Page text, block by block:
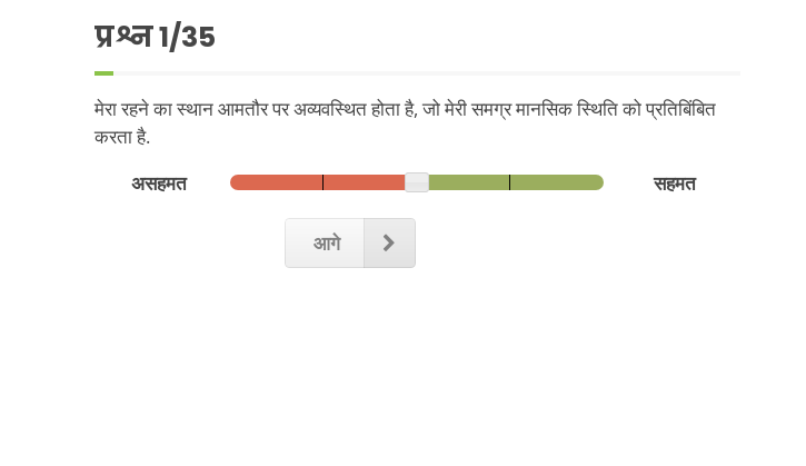
प्रश्न1/35
मेरा रहने का स्थान आमतौर पर अव्यवस्थित होता है, जो मेरी समग्र मानसिक स्थिति को प्रतिबिंबित
करता है.
असहमत
सहमत
आगे